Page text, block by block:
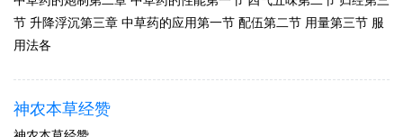
节 升降浮沉第三章 中草药的应用第一节 配伍第二节 用量第三节 服
用法各
神农本草经赞